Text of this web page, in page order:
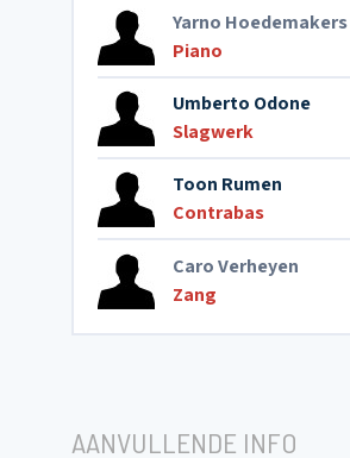
Yarno Hoedemakers
Piano
Umberto Odone
Slagwerk
Toon Rumen
Contrabas
Caro Verheyen
Zang
AANVULLENDE INFO